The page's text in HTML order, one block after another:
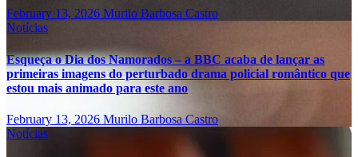
February 13, 2026 Murilo Barbosa Castro
Notícias
Esqueça o Dia dos Namorados – a BBC acaba de lançar as
primeiras imagens do perturbado drama policial romântico que
estou mais animado para este ano
February 13, 2026 Murilo Barbosa Castro
Notícias